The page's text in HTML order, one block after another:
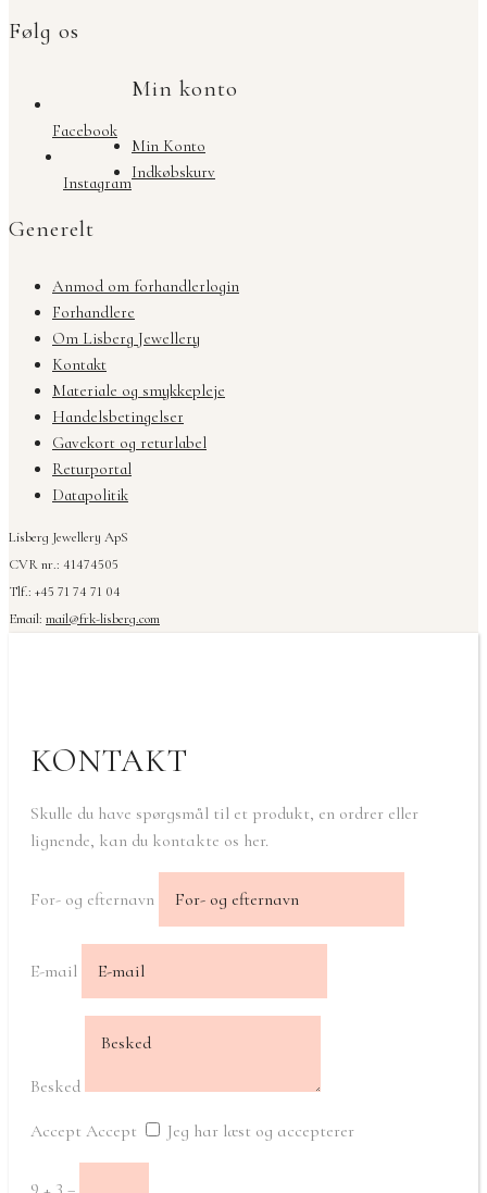
Følg os
Facebook
Instagram
Min konto
Min Konto
Indkøbskurv
Generelt
Anmod om forhandlerlogin
Forhandlere
Om Lisberg Jewellery
Kontakt
Materiale og smykkepleje
Handelsbetingelser
Gavekort og returlabel
Returportal
Datapolitik
Lisberg Jewellery ApS
CVR nr.: 41474505
Tlf.: +45 71 74 71 04
Email: mail@frk-lisberg.com
KONTAKT
Skulle du have spørgsmål til et produkt, en ordrer eller
lignende, kan du kontakte os her.
For- og efternavn
E-mail
Besked
Accept Accept Jeg har læst og accepterer